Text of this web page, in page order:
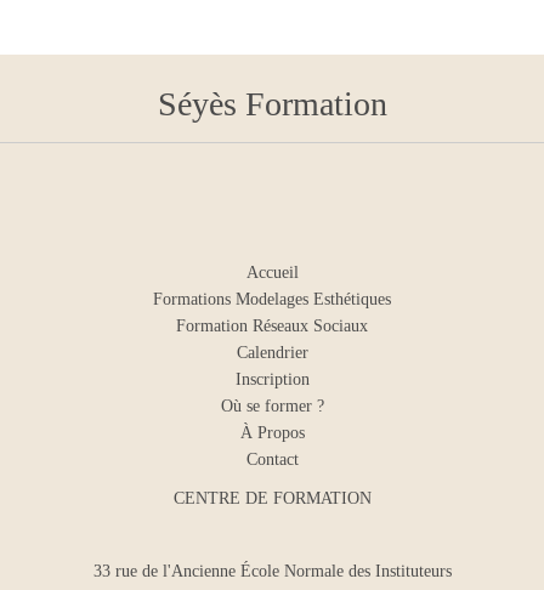
Séyès Formation
Accueil
Formations Modelages Esthétiques
Formation Réseaux Sociaux
Calendrier
Inscription
Où se former ?
À Propos
Contact
CENTRE DE FORMATION
33 rue de l'Ancienne École Normale des Instituteurs